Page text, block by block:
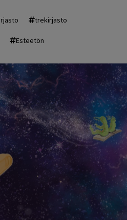
trekirjasto
Esteetön